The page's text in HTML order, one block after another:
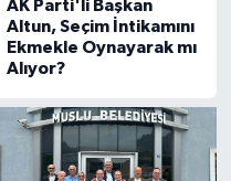
AK Parti'li Başkan
Altun, Seçim İntikamını
Ekmekle Oynayarak mı
Alıyor?